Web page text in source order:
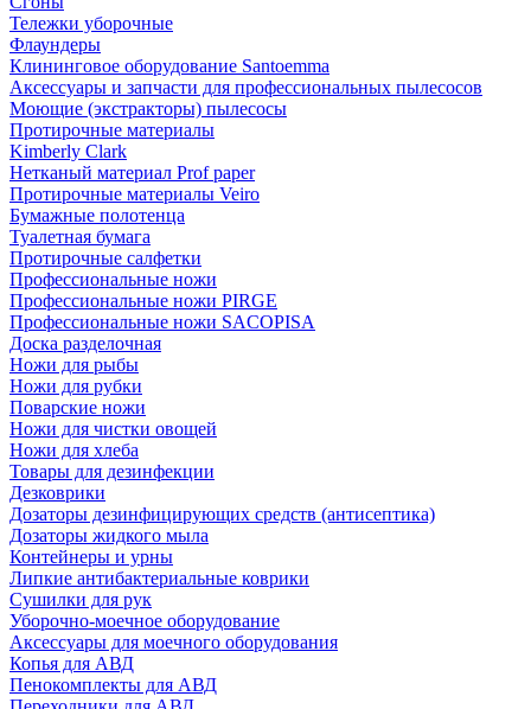
Тележки уборочные
Флаундеры
Клининговое оборудование Santoemma
Аксессуары и запчасти для профессиональных пылесосов
Моющие (экстракторы) пылесосы
Протирочные материалы
Kimberly Clark
Нетканый материал Prof paper
Протирочные материалы Veiro
Бумажные полотенца
Туалетная бумага
Протирочные салфетки
Профессиональные ножи
Профессиональные ножи PIRGE
Профессиональные ножи SACOPISA
Доска разделочная
Ножи для рыбы
Ножи для рубки
Поварские ножи
Ножи для чистки овощей
Ножи для хлеба
Товары для дезинфекции
Дезковрики
Дозаторы дезинфицирующих средств (антисептика)
Дозаторы жидкого мыла
Контейнеры и урны
Липкие антибактериальные коврики
Сушилки для рук
Уборочно-моечное оборудование
Аксессуары для моечного оборудования
Копья для АВД
Пенокомплекты для АВД